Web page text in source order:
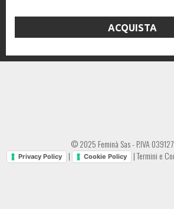
ACQUISTA
© 2025 Feminà Sas - P.IVA
Privacy Policy | Cookie Policy |Termini e